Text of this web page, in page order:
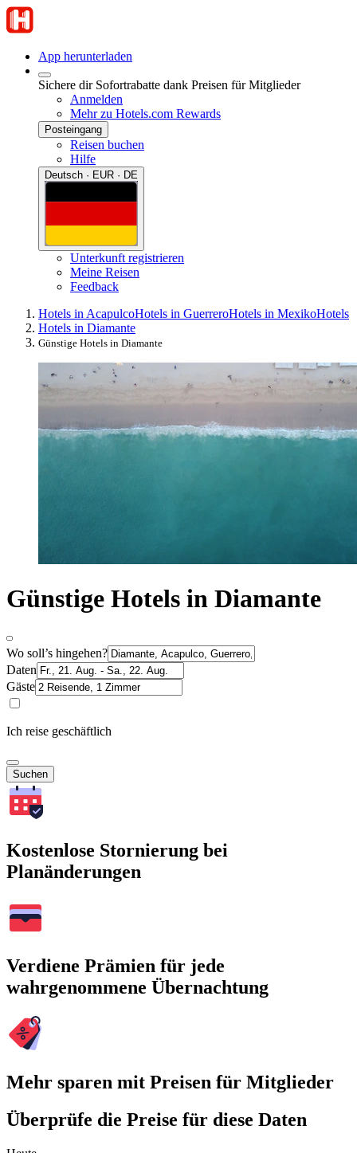
App herunterladen
Sichere dir Sofortrabatte dank Preisen für Mitglieder
Anmelden
Mehr zu Hotels.com Rewards
Posteingang
Reisen buchen
Hilfe
Deutsch · EUR · DE
Unterkunft registrieren
Meine Reisen
Feedback
Hotels in AcapulcoHotels in GuerreroHotels in MexikoHotels
Hotels in Diamante
Günstige Hotels in Diamante
Günstige Hotels in Diamante
Wo soll’s hingehen?
Daten
Gäste
Ich reise geschäftlich
Suchen
Kostenlose Stornierung bei
Planänderungen
Verdiene Prämien für jede
wahrgenommene Übernachtung
Mehr sparen mit Preisen für Mitglieder
Überprüfe die Preise für diese Daten